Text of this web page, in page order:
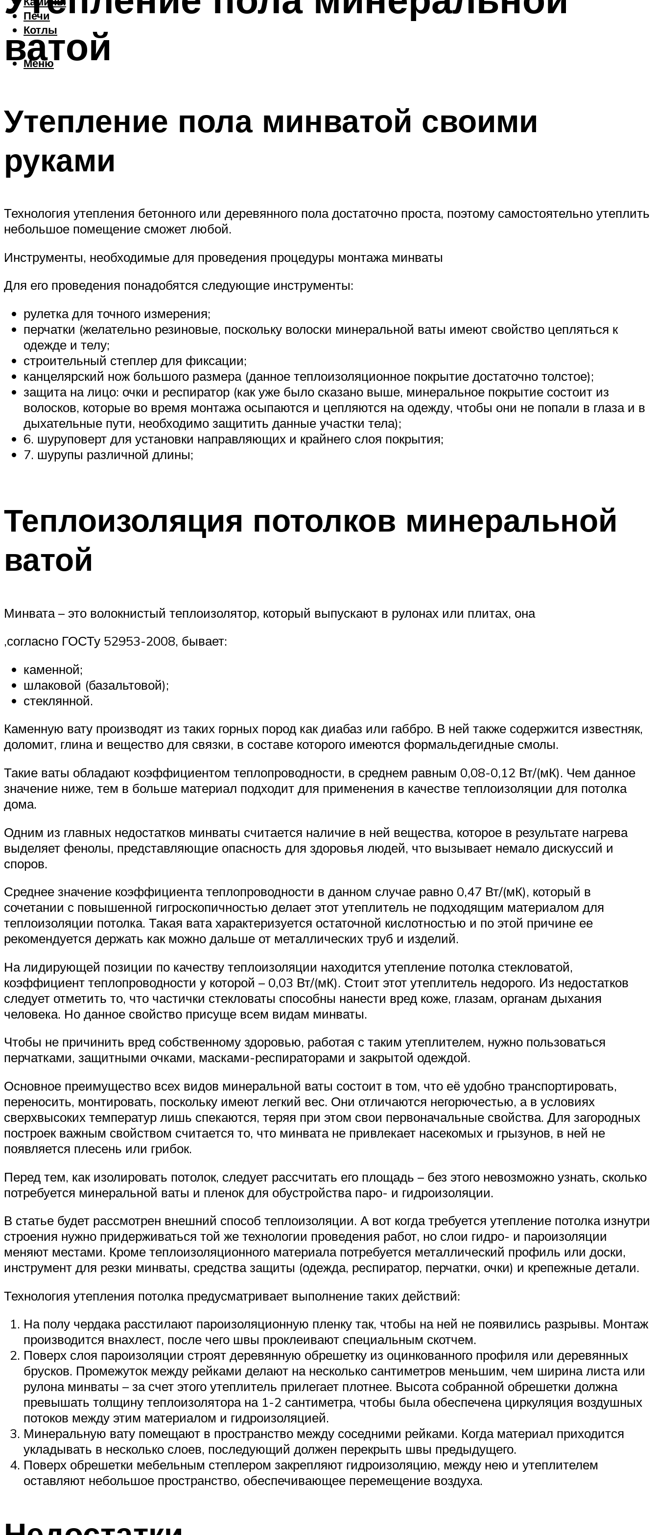
Печи
Котлы
Меню
ватой
Утепление пола минватой своими
руками
Технология утепления бетонного или деревянного пола достаточно проста, поэтому самостоятельно утеплить
небольшое помещение сможет любой.
Инструменты, необходимые для проведения процедуры монтажа минваты
Для его проведения понадобятся следующие инструменты:
рулетка для точного измерения;
перчатки (желательно резиновые, поскольку волоски минеральной ваты имеют свойство цепляться к
одежде и телу;
строительный степлер для фиксации;
канцелярский нож большого размера (данное теплоизоляционное покрытие достаточно толстое);
защита на лицо: очки и респиратор (как уже было сказано выше, минеральное покрытие состоит из
волосков, которые во время монтажа осыпаются и цепляются на одежду, чтобы они не попали в глаза и в
дыхательные пути, необходимо защитить данные участки тела);
6. шуруповерт для установки направляющих и крайнего слоя покрытия;
7. шурупы различной длины;
Теплоизоляция потолков минеральной
ватой
Минвата – это волокнистый теплоизолятор, который выпускают в рулонах или плитах, она
,согласно ГОСТу 52953-2008, бывает:
каменной;
шлаковой (базальтовой);
стеклянной.
Каменную вату производят из таких горных пород как диабаз или габбро. В ней также содержится известняк,
доломит, глина и вещество для связки, в составе которого имеются формальдегидные смолы.
Такие ваты обладают коэффициентом теплопроводности, в среднем равным 0,08-0,12 Вт/(мК). Чем данное
значение ниже, тем в больше материал подходит для применения в качестве теплоизоляции для потолка
дома.
Одним из главных недостатков минваты считается наличие в ней вещества, которое в результате нагрева
выделяет фенолы, представляющие опасность для здоровья людей, что вызывает немало дискуссий и
споров.
Среднее значение коэффициента теплопроводности в данном случае равно 0,47 Вт/(мК), который в
сочетании с повышенной гигроскопичностью делает этот утеплитель не подходящим материалом для
теплоизоляции потолка. Такая вата характеризуется остаточной кислотностью и по этой причине ее
рекомендуется держать как можно дальше от металлических труб и изделий.
На лидирующей позиции по качеству теплоизоляции находится утепление потолка стекловатой,
коэффициент теплопроводности у которой – 0,03 Вт/(мК). Стоит этот утеплитель недорого. Из недостатков
следует отметить то, что частички стекловаты способны нанести вред коже, глазам, органам дыхания
человека. Но данное свойство присуще всем видам минваты.
Чтобы не причинить вред собственному здоровью, работая с таким утеплителем, нужно пользоваться
перчатками, защитными очками, масками-респираторами и закрытой одеждой.
Основное преимущество всех видов минеральной ваты состоит в том, что её удобно транспортировать,
переносить, монтировать, поскольку имеют легкий вес. Они отличаются негорючестью, а в условиях
сверхвысоких температур лишь спекаются, теряя при этом свои первоначальные свойства. Для загородных
построек важным свойством считается то, что минвата не привлекает насекомых и грызунов, в ней не
появляется плесень или грибок.
Перед тем, как изолировать потолок, следует рассчитать его площадь – без этого невозможно узнать, сколько
потребуется минеральной ваты и пленок для обустройства паро- и гидроизоляции.
В статье будет рассмотрен внешний способ теплоизоляции. А вот когда требуется утепление потолка изнутри
строения нужно придерживаться той же технологии проведения работ, но слои гидро- и пароизоляции
меняют местами. Кроме теплоизоляционного материала потребуется металлический профиль или доски,
инструмент для резки минваты, средства защиты (одежда, респиратор, перчатки, очки) и крепежные детали.
Технология утепления потолка предусматривает выполнение таких действий:
На полу чердака расстилают пароизоляционную пленку так, чтобы на ней не появились разрывы. Монтаж
производится внахлест, после чего швы проклеивают специальным скотчем.
Поверх слоя пароизоляции строят деревянную обрешетку из оцинкованного профиля или деревянных
брусков. Промежуток между рейками делают на несколько сантиметров меньшим, чем ширина листа или
рулона минваты – за счет этого утеплитель прилегает плотнее. Высота собранной обрешетки должна
превышать толщину теплоизолятора на 1-2 сантиметра, чтобы была обеспечена циркуляция воздушных
потоков между этим материалом и гидроизоляцией.
Минеральную вату помещают в пространство между соседними рейками. Когда материал приходится
укладывать в несколько слоев, последующий должен перекрыть швы предыдущего.
Поверх обрешетки мебельным степлером закрепляют гидроизоляцию, между нею и утеплителем
оставляют небольшое пространство, обеспечивающее перемещение воздуха.